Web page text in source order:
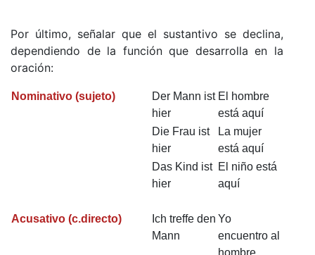
Por último, señalar que el sustantivo se declina,
dependiendo de la función que desarrolla en la
oración:
Nominativo (sujeto)
Der Mann ist
hier
El hombre
está aquí
Die Frau ist
hier
La mujer
está aquí
Das Kind ist
hier
El niño está
aquí
Acusativo (c.directo)
Ich treffe den
Mann
Yo
encuentro al
hombre